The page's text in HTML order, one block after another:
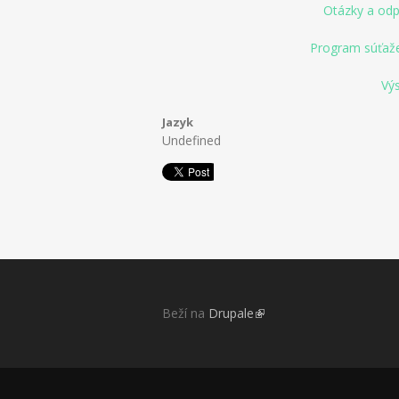
Otázky a
Program
Jazyk
Undefined
Beží na Drupale(link is external)